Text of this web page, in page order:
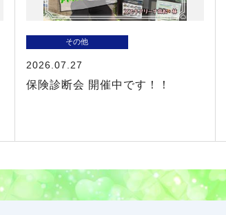
その他
2026.07.27
保険診断会 開催中です！！